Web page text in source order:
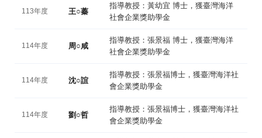
113年度 王○蓁
指導教授：黃幼宜 博士，獲臺灣海洋
社會企業獎助學金
114年度 周○咸
指導教授：張景福 博士，獲臺灣海洋
社會企業獎助學金
114年度 沈○誼
指導教授：張景福博士，獲臺灣海洋社
會企業獎助學金
114年度 劉○哲
指導教授：張景福博士，獲臺灣海洋社
會企業獎助學金